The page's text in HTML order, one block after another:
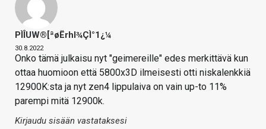
PÌÎUW®[ªøËrhl¾ÇÌ°1¿¼
30.8.2022
Onko tämä julkaisu nyt "geimereille" edes merkittävä kun
ottaa huomioon että 5800x3D ilmeisesti otti niskalenkkiä
12900K:sta ja nyt zen4 lippulaiva on vain up-to 11%
parempi mitä 12900k.
Kirjaudu sisään vastataksesi